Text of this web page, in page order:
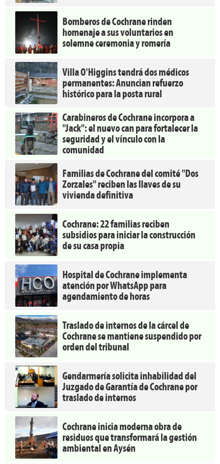
Bomberos de Cochrane rinden
homenaje a sus voluntarios en
solemne ceremonia y romería
Villa O'Higgins tendrá dos médicos
permanentes: Anuncian refuerzo
histórico para la posta rural
Carabineros de Cochrane incorpora a
"Jack": el nuevo can para fortalecer la
seguridad y el vínculo con la
comunidad
Familias de Cochrane del comité "Dos
Zorzales" reciben las llaves de su
vivienda definitiva
Cochrane: 22 familias reciben
subsidios para iniciar la construcción
de su casa propia
Hospital de Cochrane implementa
atención por WhatsApp para
agendamiento de horas
Traslado de internos de la cárcel de
Cochrane se mantiene suspendido por
orden del tribunal
Gendarmería solicita inhabilidad del
Juzgado de Garantía de Cochrane por
traslado de internos
Cochrane inicia moderna obra de
residuos que transformará la gestión
ambiental en Aysén